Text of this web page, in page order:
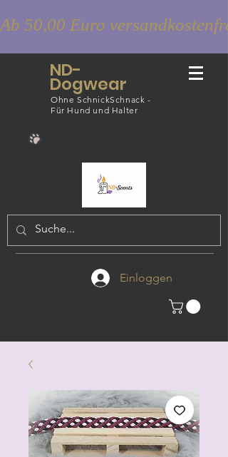
Ab 50,00 Euro versandkostenfrei
ND-
Dogwear
Ohne SchnickSchnack -
Für Hund und Halter
Einloggen